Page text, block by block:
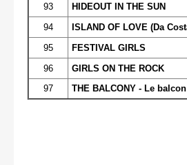
93
HIDEOUT IN THE SUN
94
ISLAND OF LOVE (Da
95
FESTIVAL GIRLS
96
GIRLS ON THE ROCK
97
THE BALCONY - Le